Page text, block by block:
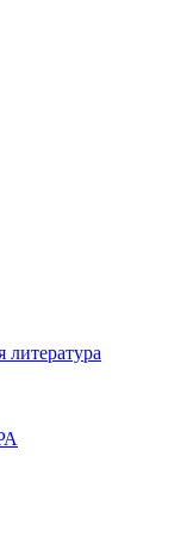
литература